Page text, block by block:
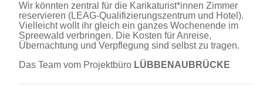
Wir könnten zentral für die Karikaturist*innen Zimmer
reservieren (LEAG-Qualifizierungszentrum und Hotel).
Vielleicht wollt ihr gleich ein ganzes Wochenende im
Spreewald verbringen. Die Kosten für Anreise,
Übernachtung und Verpflegung sind selbst zu tragen.
Das Team vom Projektbüro LÜBBENAUBRÜCKE